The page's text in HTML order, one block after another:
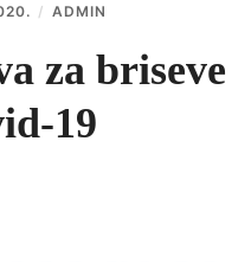
ADMIN
za briseve
19